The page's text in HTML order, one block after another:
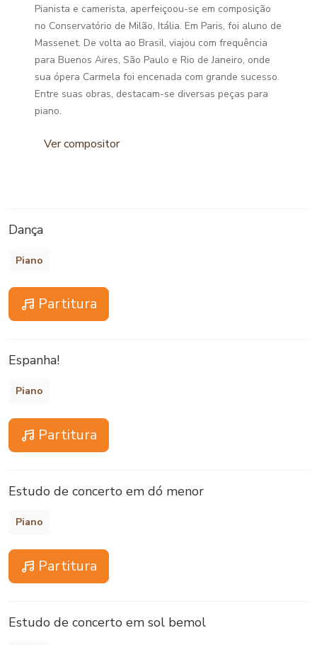
Pianista e camerista, aperfeiçoou-se em composição
no Conservatório de Milão, Itália. Em Paris, foi aluno de
Massenet. De volta ao Brasil, viajou com frequência
para Buenos Aires, São Paulo e Rio de Janeiro, onde
sua ópera Carmela foi encenada com grande sucesso.
Entre suas obras, destacam-se diversas peças para
piano.
Ver compositor
Dança
Piano
Partitura
Espanha!
Piano
Partitura
Estudo de concerto em dó menor
Piano
Partitura
Estudo de concerto em sol bemol